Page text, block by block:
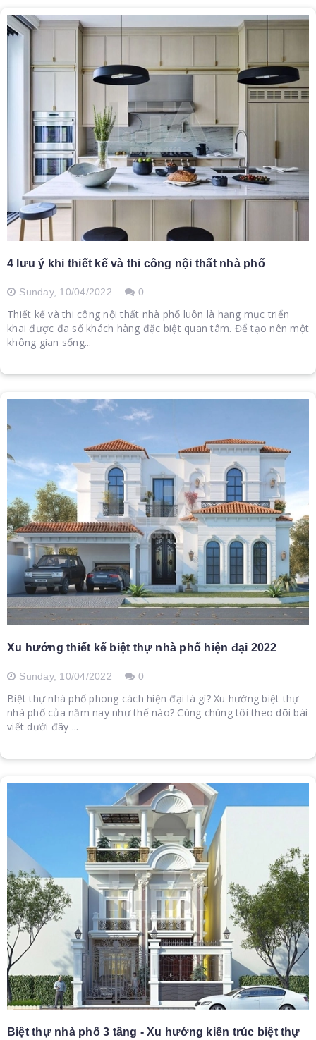
4 lưu ý khi thiết kế và thi công nội thất nhà phố
Sunday, 10/04/2022 0
Thiết kế và thi công nội thất nhà phố luôn là hạng mục triển
khai được đa số khách hàng đặc biệt quan tâm. Để tạo nên một
không gian sống...
Xu hướng thiết kế biệt thự nhà phố hiện đại 2022
Sunday, 10/04/2022 0
Biệt thự nhà phố phong cách hiện đại là gì? Xu hướng biệt thự
nhà phố của năm nay như thế nào? Cùng chúng tôi theo dõi bài
viết dưới đây ...
Biệt thự nhà phố 3 tầng - Xu hướng kiến trúc biệt thự